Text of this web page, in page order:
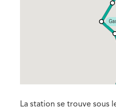
La station se trouve sous